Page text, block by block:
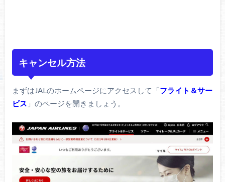
キャンセル方法
まずはJALのホームページにアクセスして「フライト＆サー
ビス 」のページを開きましょう。